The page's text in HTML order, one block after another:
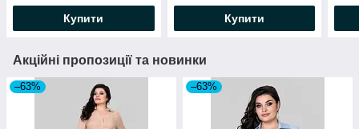
Купити Купити
Акційні пропозиції та новинки
–63% –63%